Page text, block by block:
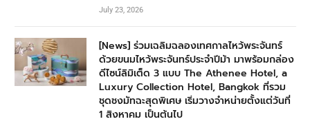
July 23, 2026
[News] ร่วมเฉลิมฉลองเทศกาลไหว้พระจันทร์
ด้วยขนมไหว้พระจันทร์ประจำปีม้า มาพร้อมกล่อง
ดีไซน์ลิมิเต็ด 3 แบบ The Athenee Hotel, a
Luxury Collection Hotel, Bangkok ที่รวม
ชุดชงมัทฉะสุดพิเศษ เริ่มวางจำหน่ายตั้งแต่วันที่
1 สิงหาคม เป็นต้นไป